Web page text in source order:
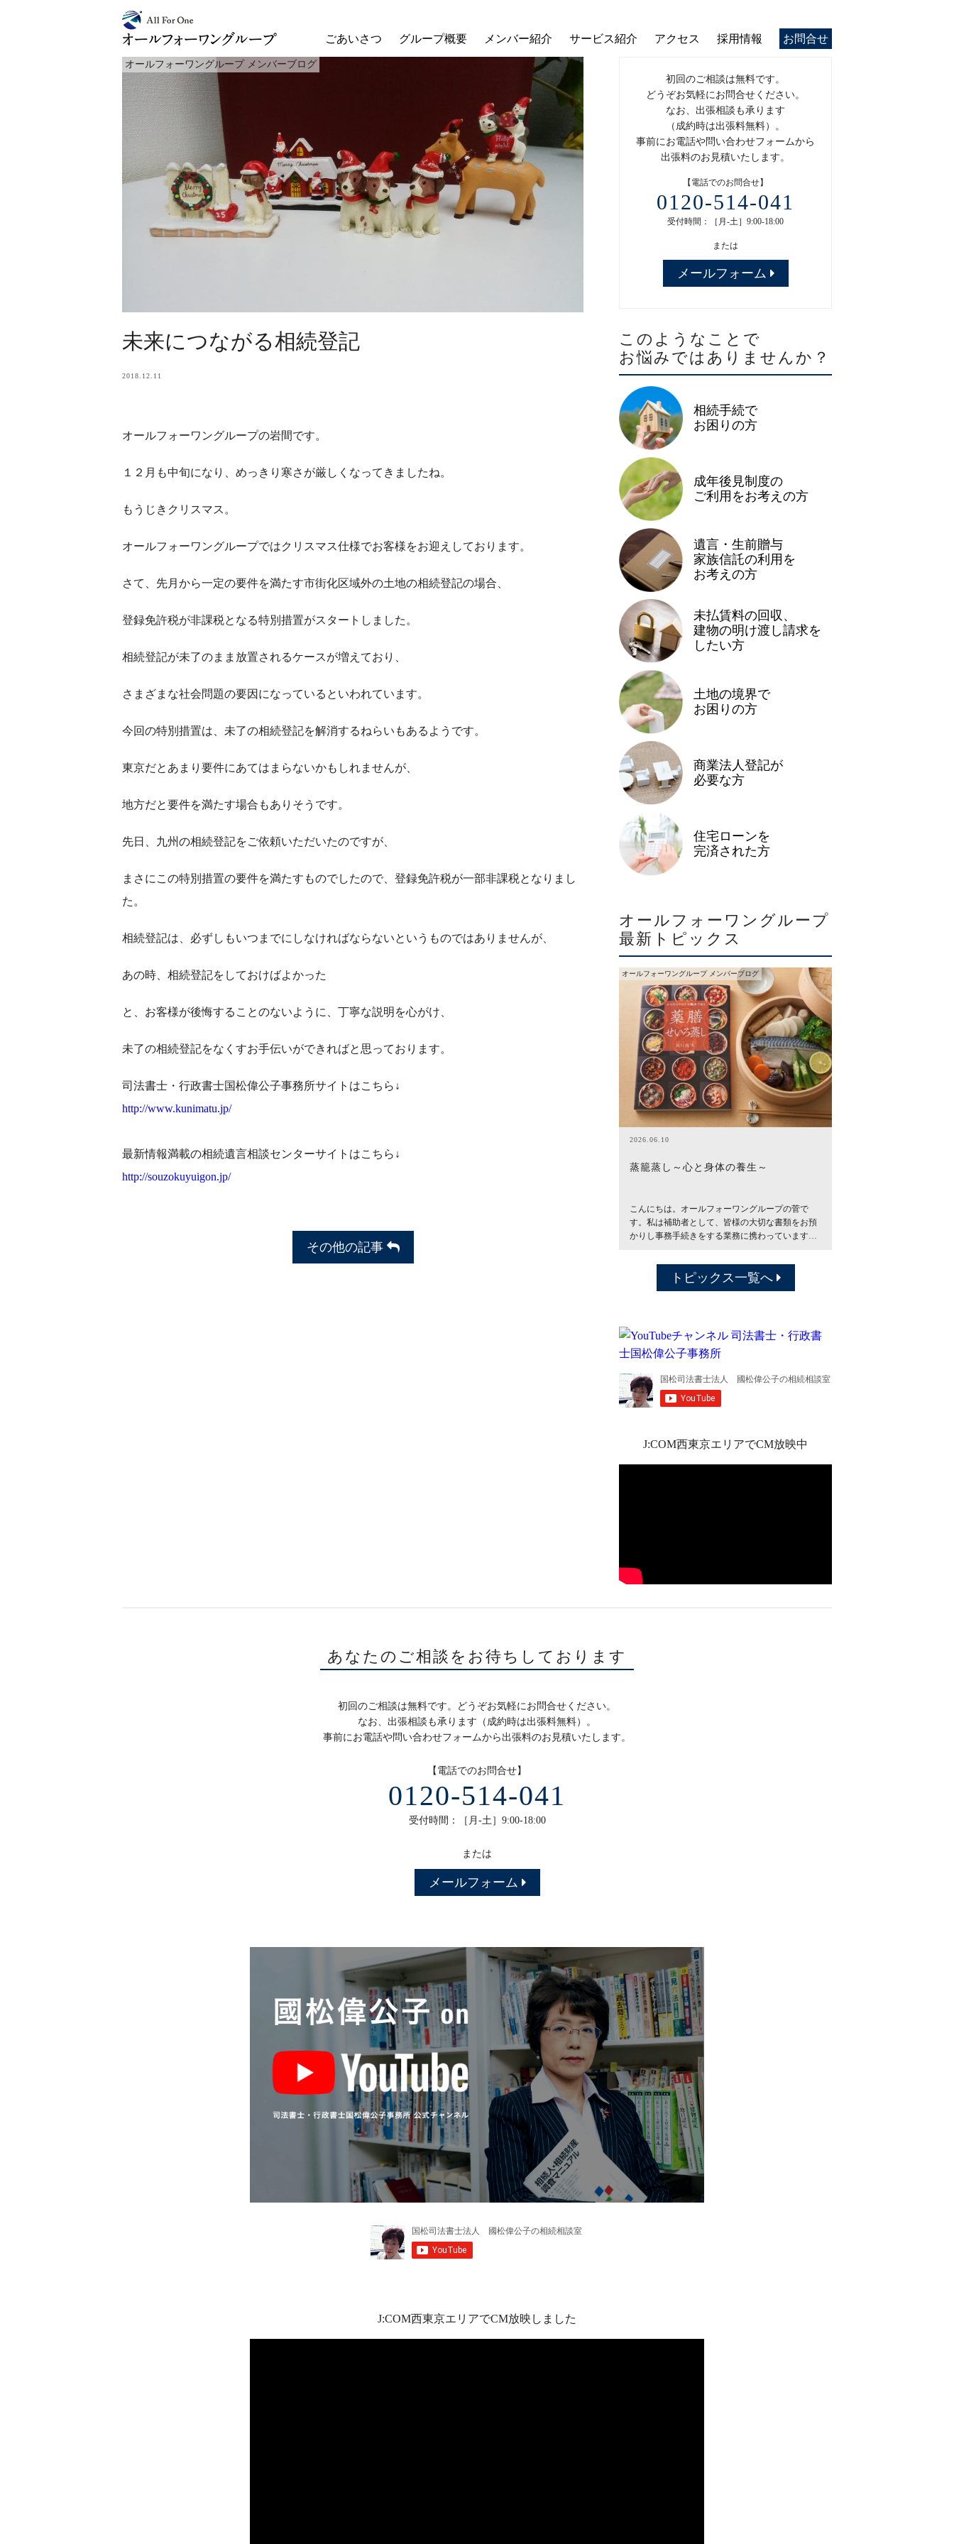
ごあいさつ グループ概要 メンバー紹介 サービス紹介 アクセス 採用情報 お問合せ
オールフォーワングループ メンバーブログ
未来につながる相続登記
2018.12.11
オールフォーワングループの岩間です。
１２月も中旬になり、めっきり寒さが厳しくなってきましたね。
もうじきクリスマス。
オールフォーワングループではクリスマス仕様でお客様をお迎えしております。
さて、先月から一定の要件を満たす市街化区域外の土地の相続登記の場合、
登録免許税が非課税となる特別措置がスタートしました。
相続登記が未了のまま放置されるケースが増えており、
さまざまな社会問題の要因になっているといわれています。
今回の特別措置は、未了の相続登記を解消するねらいもあるようです。
東京だとあまり要件にあてはまらないかもしれませんが、
地方だと要件を満たす場合もありそうです。
先日、九州の相続登記をご依頼いただいたのですが、
まさにこの特別措置の要件を満たすものでしたので、登録免許税が一部非課税となりまし
た。
相続登記は、必ずしもいつまでにしなければならないというものではありませんが、
あの時、相続登記をしておけばよかった
と、お客様が後悔することのないように、丁寧な説明を心がけ、
未了の相続登記をなくすお手伝いができればと思っております。
司法書士・行政書士国松偉公子事務所サイトはこちら↓
http://www.kunimatu.jp/
最新情報満載の相続遺言相談センターサイトはこちら↓
http://souzokuyuigon.jp/
その他の記事
初回のご相談は無料です。
どうぞお気軽にお問合せください。
なお、出張相談も承ります
（成約時は出張料無料）。
事前にお電話や問い合わせフォームから
出張料のお見積いたします。
【電話でのお問合せ】
0120-514-041
受付時間：［月-土］9:00-18:00
または
メールフォーム
このようなことで
お悩みではありませんか？
相続手続で
お困りの方
成年後見制度の
ご利用をお考えの方
遺言・生前贈与
家族信託の利用を
お考えの方
未払賃料の回収、
建物の明け渡し請求を
したい方
土地の境界で
お困りの方
商業法人登記が
必要な方
住宅ローンを
完済された方
オールフォーワングループ
最新トピックス
オールフォーワングループ メンバーブログ
2026.06.10
蒸籠蒸し～心と身体の養生～
こんにちは。オールフォーワングループの菅で
す。私は補助者として、皆様の大切な書類をお預
かりし事務手続きをする業務に携わっています…
トピックス一覧へ
J:COM西東京エリアでCM放映中
あなたのご相談をお待ちしております
初回のご相談は無料です。どうぞお気軽にお問合せください。
なお、出張相談も承ります（成約時は出張料無料）。
事前にお電話や問い合わせフォームから出張料のお見積いたします。
【電話でのお問合せ】
0120-514-041
受付時間：［月-土］9:00-18:00
または
メールフォーム
J:COM西東京エリアでCM放映しました